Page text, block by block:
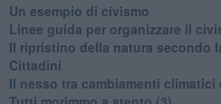
​Un esempio di civismo
​Linee guida per organizzare il
​Il ripristino della natura secondo
Cittadini
Il nesso tra cambiamenti climatici